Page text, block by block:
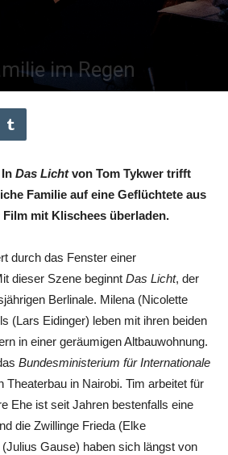
im Regen
2025 0
Das Lichtvon Tom Tykwer trifft
Familie auf eine Geflüchtete aus
mit Klischees überladen.
durch das Fenster einer
dieser Szene beginnt Das Licht, der
Berlinale. Milena (Nicolette
(Lars Eidinger) leben mit ihren beiden
in einer geräumigen Altbauwohnung.
Bundesministerium für Internationale
Theaterbau in Nairobi. Tim arbeitet für
Ehe ist seit Jahren bestenfalls eine
die Zwillinge Frieda (Elke
Gause) haben sich längst von